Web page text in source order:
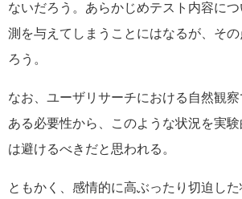
ないだろう。あらかじめテスト内容に
測を与えてしまうことにはなるが、そ
ろう。
なお、ユーザリサーチにおける自然観
ある必要性から、このような状況を実
は避けるべきだと思われる。
ともかく、感情的に高ぶったり切迫し